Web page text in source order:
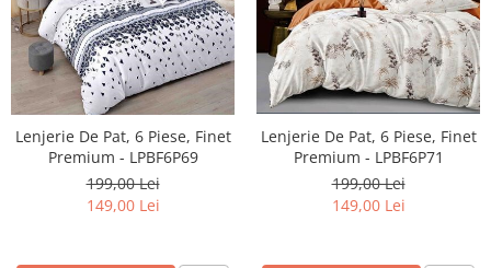
Lenjerie De Pat, 6 Piese, Finet
Premium - LPBF6P69
199,00 Lei
149,00 Lei
Lenjerie De Pat, 6 Piese, Finet
Premium - LPBF6P71
199,00 Lei
149,00 Lei